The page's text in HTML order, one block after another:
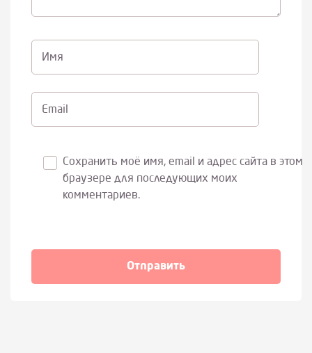
Имя
Email
Сохранить моё имя, email и адрес сайта в этом
браузере для последующих моих
комментариев.